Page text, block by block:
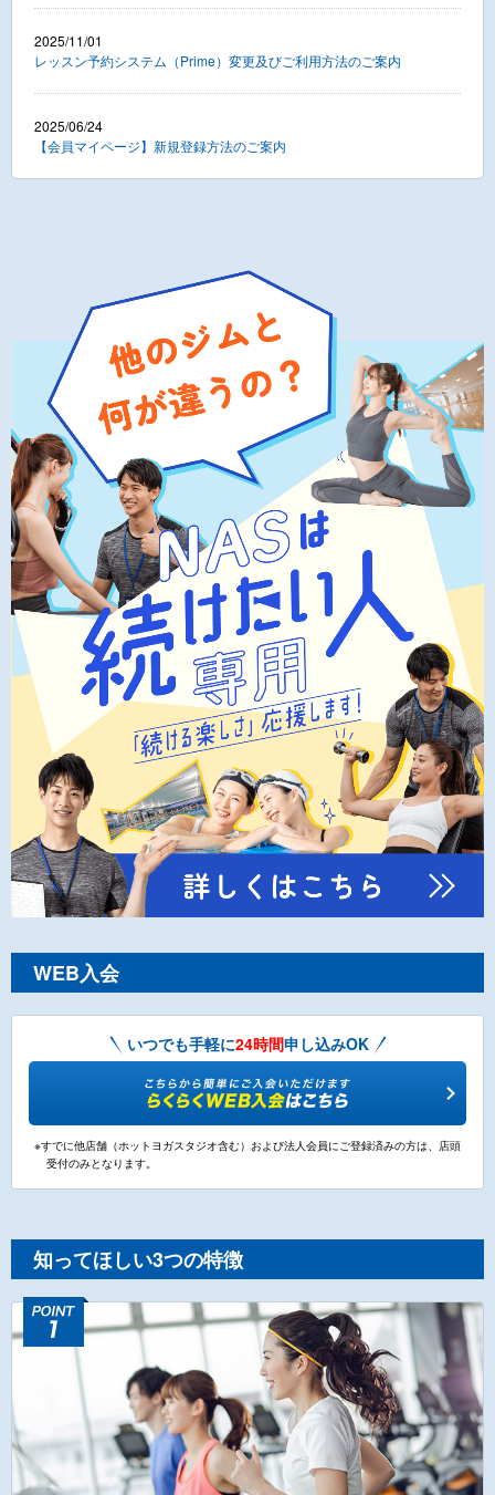
2025/11/01
レッスン予約システム（Prime）変更及びご利用方法のご案内
2025/06/24
【会員マイページ】新規登録方法のご案内
WEB入会
いつでも手軽に24時間申し込みOK
※すでに他店舗（ホットヨガスタジオ含む）および法人会員にご登録済みの方は、店頭
受付のみとなります。
知ってほしい3つの特徴